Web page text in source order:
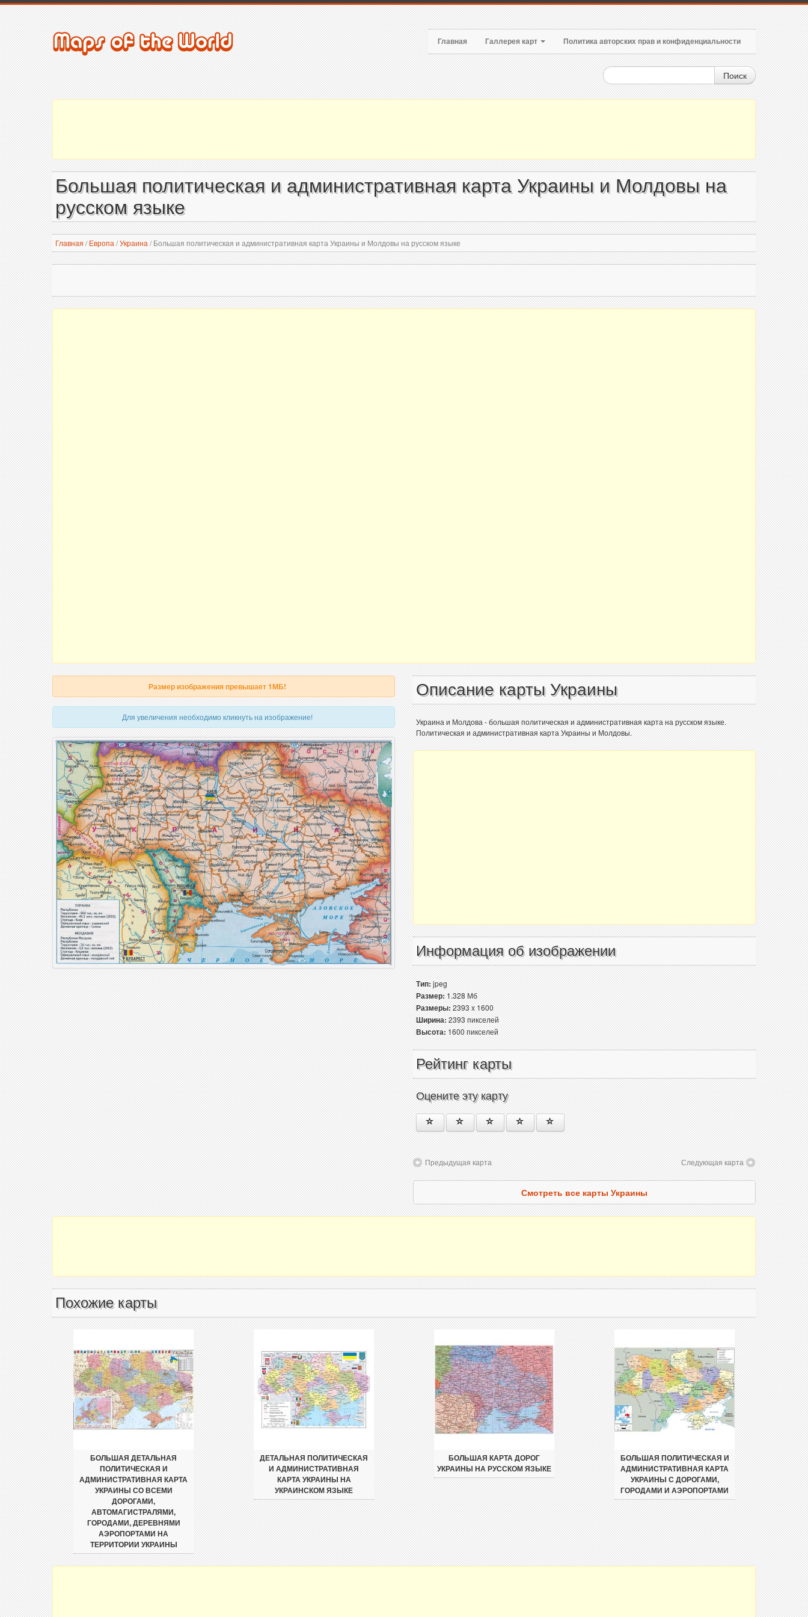
Главная Галлерея карт Политика авторских прав и конфиденциальности
Поиск
Большая политическая и административная карта Украины и Молдовы на
русском языке
Главная / Европа /Украина /Большая политическая и административная карта Украины и Молдовы на русском языке
Размер изображения превышает 1МБ!
Для увеличения необходимо кликнуть на изображение!
Описание карты Украины
Украина и Молдова - большая политическая и административная карта на русском языке.
Политическая и административная карта Украины и Молдовы.
Информация об изображении
Тип:jpeg
Размер:1.328 Мб
Размеры:2393 x 1600
Ширина:2393 пикселей
Высота:1600 пикселей
Рейтинг карты
Оцените эту карту
Предыдущая карта Следующая карта
Смотреть все карты Украины
Похожие карты
БОЛЬШАЯ ДЕТАЛЬНАЯ
ПОЛИТИЧЕСКАЯ И
АДМИНИСТРАТИВНАЯ КАРТА
УКРАИНЫ СО ВСЕМИ
ДОРОГАМИ,
АВТОМАГИСТРАЛЯМИ,
ГОРОДАМИ, ДЕРЕВНЯМИ
АЭРОПОРТАМИ НА
ТЕРРИТОРИИ УКРАИНЫ
ДЕТАЛЬНАЯ ПОЛИТИЧЕСКАЯ
И АДМИНИСТРАТИВНАЯ
КАРТА УКРАИНЫ НА
УКРАИНСКОМ ЯЗЫКЕ
БОЛЬШАЯ КАРТА ДОРОГ
УКРАИНЫ НА РУССКОМ ЯЗЫКЕ
БОЛЬШАЯ ПОЛИТИЧЕСКАЯ И
АДМИНИСТРАТИВНАЯ КАРТА
УКРАИНЫ С ДОРОГАМИ,
ГОРОДАМИ И АЭРОПОРТАМИ